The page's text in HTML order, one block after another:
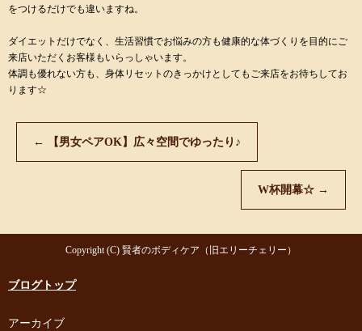
をつけるだけでも違いますね。
ダイエットだけでなく、生活習慣でお悩みの方も健康的な体づくりを目的にご
来店いただくお客様もいらっしゃいます。
体調も優れない方も、身体リセットのきっかけとしてもご来店をお待ちしてお
ります☆
← 【男女ペアOK】広々空間でゆったり♪
W杯開幕☆ →
Copyright (C) 賢者のボディケア（旧エリーチェリー）
ブログトップ
アーカイブ